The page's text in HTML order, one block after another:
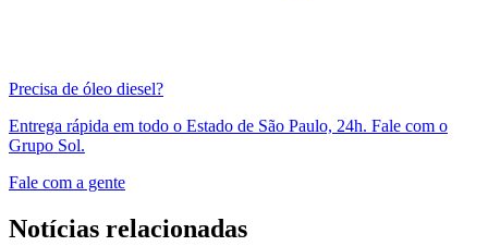
Precisa de óleo diesel?
Entrega rápida em todo o Estado de São Paulo, 24h. Fale com o
Grupo Sol.
Fale com a gente
Notícias relacionadas